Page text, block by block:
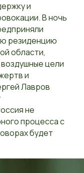
и
В ночь
резиденцию
области,
цели
и
Лавров
не
процесса с
будет